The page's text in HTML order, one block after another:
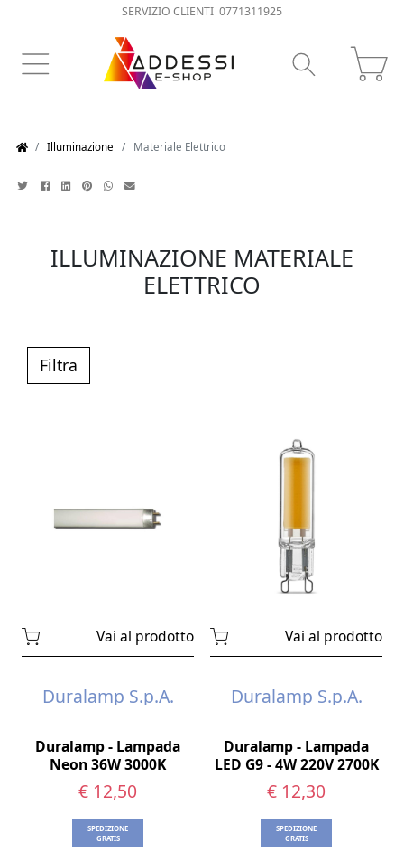
SERVIZIO CLIENTI 0771311925
Illuminazione Materiale Elettrico
ILLUMINAZIONE MATERIALE
ELETTRICO
Filtra
Vai al prodotto
Duralamp S.p.A.
Duralamp - Lampada
Neon 36W 3000K
€ 12,50
SPEDIZIONE
GRATIS
Vai al prodotto
Duralamp S.p.A.
Duralamp - Lampada
LED G9 - 4W 220V 2700K
€ 12,30
SPEDIZIONE
GRATIS